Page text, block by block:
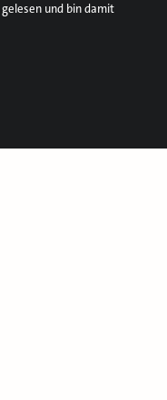
gelesen und bin damit